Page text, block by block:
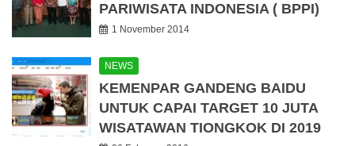
PARIWISATA INDONESIA ( BPPI)
1 November 2014
NEWS
KEMENPAR GANDENG BAIDU
UNTUK CAPAI TARGET 10 JUTA
WISATAWAN TIONGKOK DI 2019